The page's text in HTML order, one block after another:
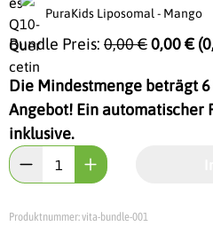
PuraKids Liposomal - Mango
Bundle Preis: 0,00 €0,00 € (
Die Mindestmenge beträgt
Angebot! Ein automatischer
inklusive.
Produktnummer:vita-bundle-001